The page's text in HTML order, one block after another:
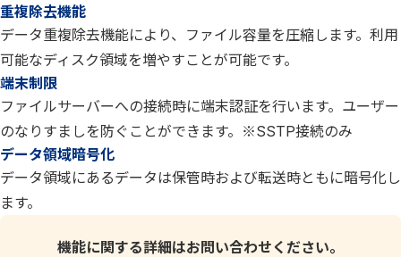
重複除去機能
データ重複除去機能により、ファイル容量を圧縮します。利用
可能なディスク領域を増やすことが可能です。
端末制限
ファイルサーバーへの接続時に端末認証を行います。ユーザー
のなりすましを防ぐことができます。※SSTP接続のみ
データ領域暗号化
データ領域にあるデータは保管時および転送時ともに暗号化し
ます。
機能に関する詳細はお問い合わせください。